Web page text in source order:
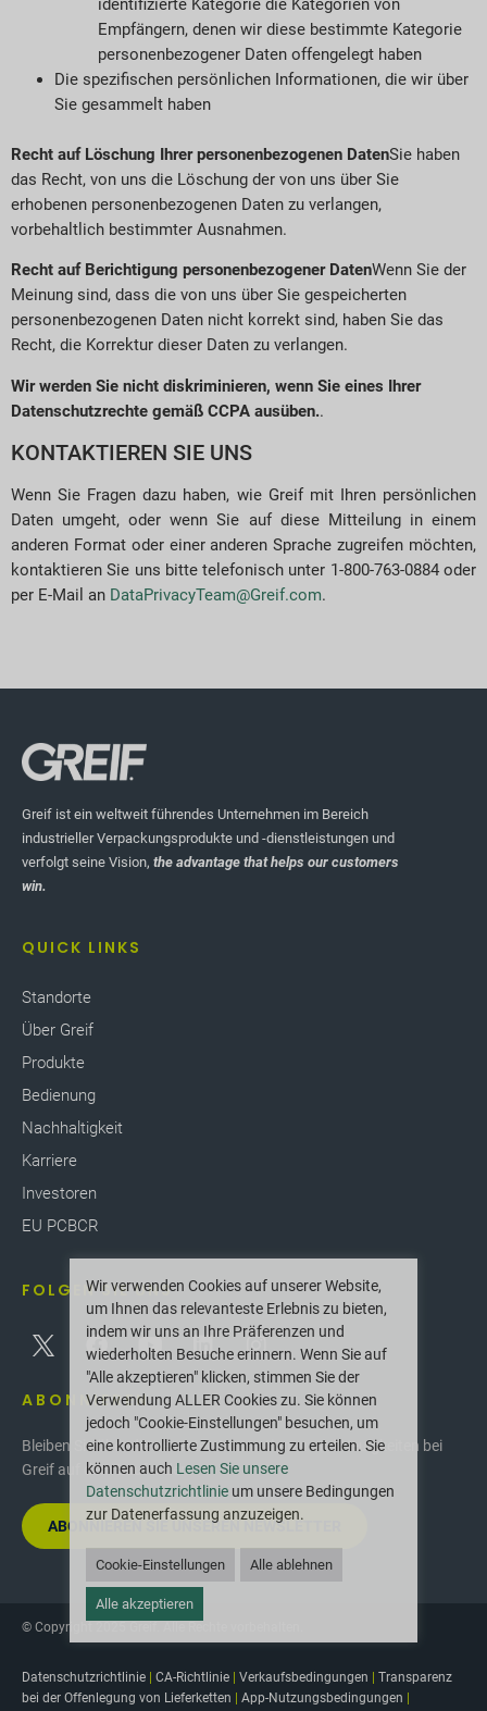
identifizierte Kategorie die Kategorien von
Empfängern, denen wir diese bestimmte Kategorie
personenbezogener Daten offengelegt haben
Die spezifischen persönlichen Informationen, die wir über
Sie gesammelt haben
Recht auf Löschung Ihrer personenbezogenen DatenSie haben
das Recht, von uns die Löschung der von uns über Sie
erhobenen personenbezogenen Daten zu verlangen,
vorbehaltlich bestimmter Ausnahmen.
Recht auf Berichtigung personenbezogener DatenWenn Sie der
Meinung sind, dass die von uns über Sie gespeicherten
personenbezogenen Daten nicht korrekt sind, haben Sie das
Recht, die Korrektur dieser Daten zu verlangen.
Wir werden Sie nicht diskriminieren, wenn Sie eines Ihrer
Datenschutzrechte gemäß CCPA ausüben..
KONTAKTIEREN SIE UNS
Wenn Sie Fragen dazu haben, wie Greif mit Ihren persönlichen
Daten umgeht, oder wenn Sie auf diese Mitteilung in einem
anderen Format oder einer anderen Sprache zugreifen möchten,
kontaktieren Sie uns bitte telefonisch unter 1-800-763-0884 oder
per E-Mail an DataPrivacyTeam@Greif.com.
Greif ist ein weltweit führendes Unternehmen im Bereich
industrieller Verpackungsprodukte und -dienstleistungen und
verfolgt seine Vision, the advantage that helps our customers
win.
QUICK LINKS
Standorte
Über Greif
Produkte
Bedienung
Nachhaltigkeit
Karriere
Investoren
EU PCBCR
FOLGEN SIE UNS
ABONNIEREN
Bleiben Sie über die neuesten Innovationen und Neuigkeiten bei
Greif auf dem Laufenden.
ABONNIEREN SIE UNSEREN NEWSLETTER
© Copyright 2025 Greif. Alle Rechte vorbehalten.
Datenschutzrichtlinie | CA-Richtlinie | Verkaufsbedingungen | Transparenz
bei der Offenlegung von Lieferketten | App-Nutzungsbedingungen |
Wir verwenden Cookies auf unserer Website,
um Ihnen das relevanteste Erlebnis zu bieten,
indem wir uns an Ihre Präferenzen und
wiederholten Besuche erinnern. Wenn Sie auf
"Alle akzeptieren" klicken, stimmen Sie der
Verwendung ALLER Cookies zu. Sie können
jedoch "Cookie-Einstellungen" besuchen, um
eine kontrollierte Zustimmung zu erteilen. Sie
können auch Lesen Sie unsere
Datenschutzrichtlinie um unsere Bedingungen
zur Datenerfassung anzuzeigen.
Cookie-Einstellungen Alle ablehnen
Alle akzeptieren